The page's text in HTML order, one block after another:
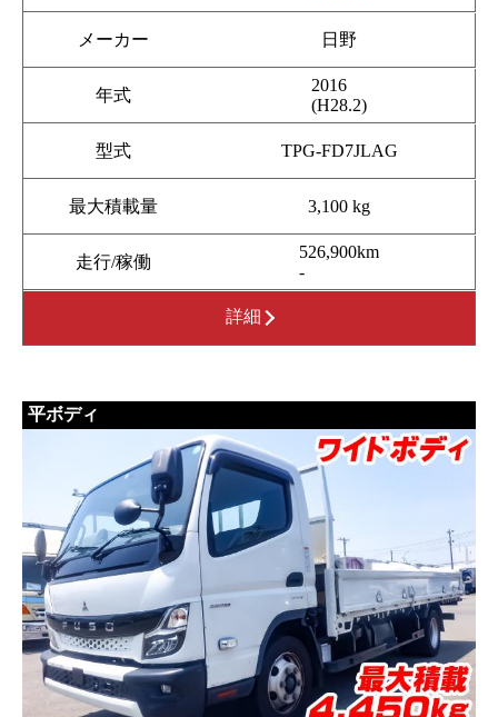
メーカー 日野
年式
2016
(H28.2)
型式 TPG-FD7JLAG
最大積載量 3,100 kg
走行/稼働
526,900km
-
詳細
平ボディ